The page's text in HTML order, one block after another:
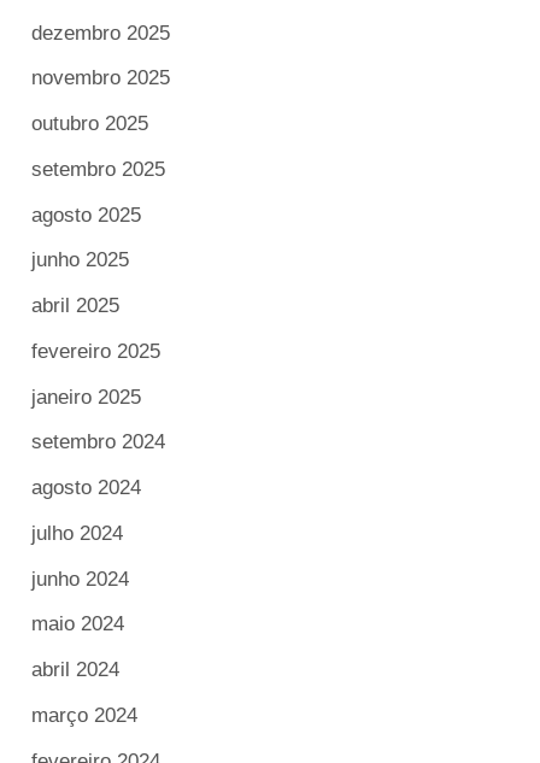
dezembro 2025
novembro 2025
outubro 2025
setembro 2025
agosto 2025
junho 2025
abril 2025
fevereiro 2025
janeiro 2025
setembro 2024
agosto 2024
julho 2024
junho 2024
maio 2024
abril 2024
março 2024